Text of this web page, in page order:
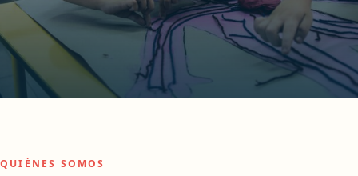
QUIÉNES SOMOS